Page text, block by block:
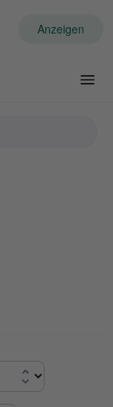
Anzeigen